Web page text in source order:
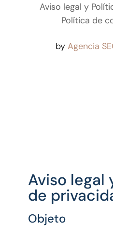
Aviso legal y
Política de
by Agencia
Aviso legal
de
Objeto